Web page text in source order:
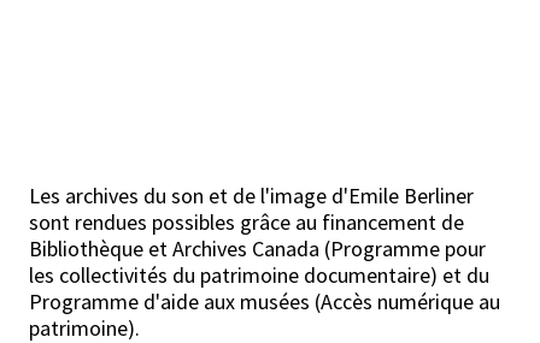
Les archives du son et de l'image d'Emile Berliner
sont rendues possibles grâce au financement de
Bibliothèque et Archives Canada (Programme pour
les collectivités du patrimoine documentaire) et du
Programme d'aide aux musées (Accès numérique au
patrimoine).